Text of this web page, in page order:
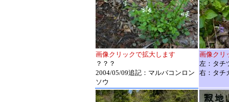
画像クリックで拡大します
？？？
2004/05/09追記：マルバコンロン
ソウ
画像クリ
左：タチ
右：タチ